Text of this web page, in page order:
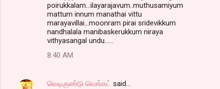
poirukkalam...ilayarajavum..muthusamiyum
mattum innum manathai vittu
marayavillai...moonram pirai sridevikkum
nandhalala manibaskerukkum niraya
vithyasangal undu......
8:40 AM
வெடிகுண்டு வெங்கட் said…